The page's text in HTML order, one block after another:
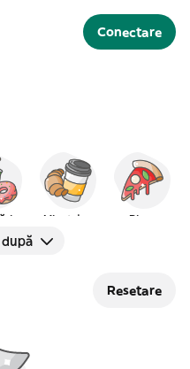
Conectare
Mic dejun Pizza
Resetare